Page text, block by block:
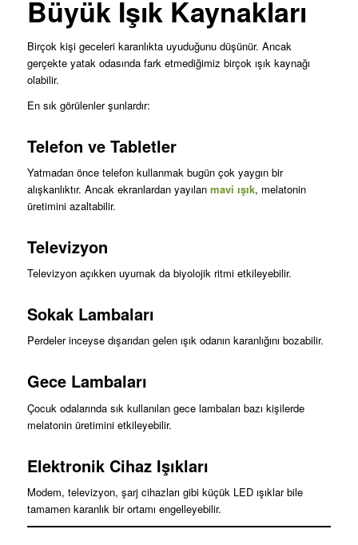
Büyük Işık Kaynakları
Birçok kişi geceleri karanlıkta uyuduğunu düşünür. Ancak
gerçekte yatak odasında fark etmediğimiz birçok ışık kaynağı
olabilir.
En sık görülenler şunlardır:
Telefon ve Tabletler
Yatmadan önce telefon kullanmak bugün çok yaygın bir
alışkanlıktır. Ancak ekranlardan yayılan mavi ışık, melatonin
üretimini azaltabilir.
Televizyon
Televizyon açıkken uyumak da biyolojik ritmi etkileyebilir.
Sokak Lambaları
Perdeler inceyse dışarıdan gelen ışık odanın karanlığını bozabilir.
Gece Lambaları
Çocuk odalarında sık kullanılan gece lambaları bazı kişilerde
melatonin üretimini etkileyebilir.
Elektronik Cihaz Işıkları
Modem, televizyon, şarj cihazları gibi küçük LED ışıklar bile
tamamen karanlık bir ortamı engelleyebilir.